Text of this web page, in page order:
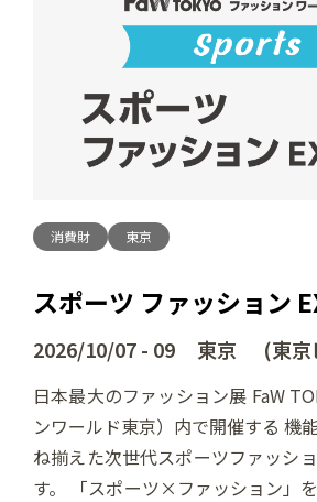
消費財 東京
スポーツ ファッション
2026/10/07 - 09 東京 (東京
日本最大のファッション展 FaW
ンワールド東京）内で開催する 機
ね揃えた次世代スポーツファッシ
す。 「スポーツ×ファッション」